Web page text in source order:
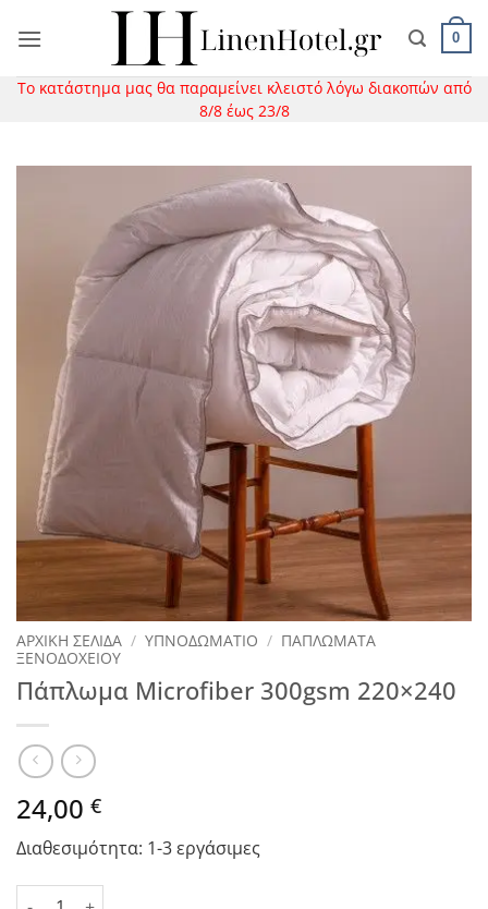
στο
0
Το κατάστημα μας θα παραμείνει κλειστό λόγω διακοπών από
8/8 έως 23/8
ΑΡΧΙΚΉ ΣΕΛΊΔΑ / ΥΠΝΟΔΩΜΑΤΙΟ / ΠΑΠΛΩΜΑΤΑ
ΞΕΝΟΔΟΧΕΙΟΥ
Πάπλωμα Microfiber 300gsm 220×240
24,00 €
Διαθεσιμότητα: 1-3 εργάσιμες
Πάπλωμα Microfiber 300gsm 220x240 ποσότητα